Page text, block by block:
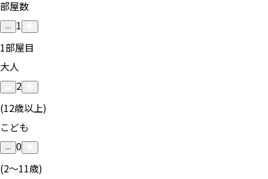
部屋数
1
1部屋目
大人
2
(12歳以上)
こども
0
(2〜11歳)